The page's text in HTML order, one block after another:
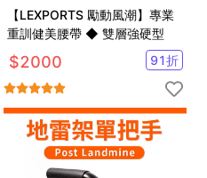
【LEXPORTS 勵動風潮】專業
重訓健美腰帶 ◆ 雙層強硬型
$2000 91折